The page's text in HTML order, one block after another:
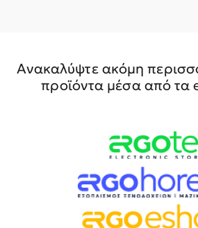
Ανακαλύψτε ακόμη
προϊόντα μέσα από τα